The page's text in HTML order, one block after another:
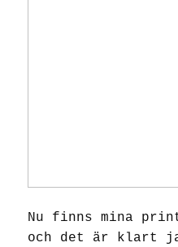
Nu finns mina
och det är klart